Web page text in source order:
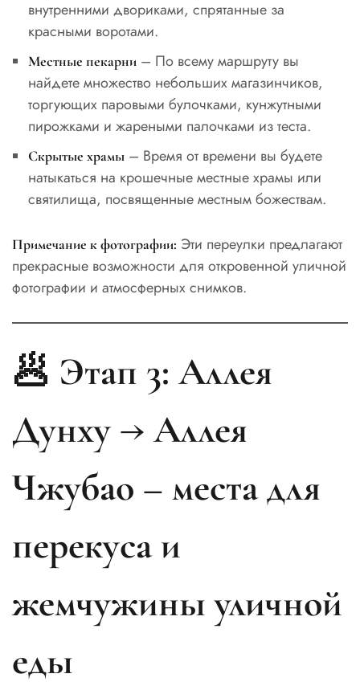
внутренними двориками, спрятанные за
красными воротами.
Местные пекарни– По всему маршруту вы
найдете множество небольших магазинчиков,
торгующих паровыми булочками, кунжутными
пирожками и жареными палочками из теста.
Скрытые храмы– Время от времени вы будете
натыкаться на крошечные местные храмы или
святилища, посвященные местным божествам.
Примечание к фотографии: Эти переулки предлагают
прекрасные возможности для откровенной уличной
фотографии и атмосферных снимков.
🥟 Этап 3: Аллея
Дунху → Аллея
Чжубао – места для
перекуса и
жемчужины уличной
еды